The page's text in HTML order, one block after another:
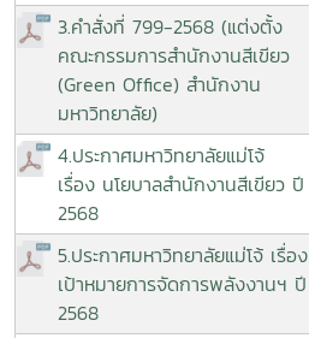
3.คำสั่งที่ 799-2568 (แต่งตั้ง
คณะกรรมการสำนักงานสีเขียว
(Green Office) สำนักงาน
มหาวิทยาลัย)
4.ประกาศมหาวิทยาลัยแม่โจ้
เรื่อง นโยบาลสำนักงานสีเขียว ปี
2568
5.ประกาศมหาวิทยาลัยแม่โจ้ เรื่อง
เป้าหมายการจัดการพลังงานฯ ปี
2568